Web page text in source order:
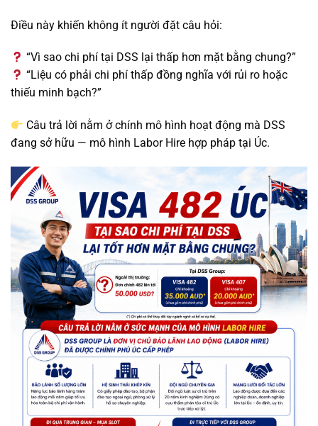
Điều này khiến không ít người đặt câu hỏi:
“Vì sao chi phí tại DSS lại thấp hơn mặt bằng chung?”
“Liệu có phải chi phí thấp đồng nghĩa với rủi ro hoặc
thiếu minh bạch?”
Câu trả lời nằm ở chính mô hình hoạt động mà DSS
đang sở hữu — mô hình Labor Hire hợp pháp tại Úc.